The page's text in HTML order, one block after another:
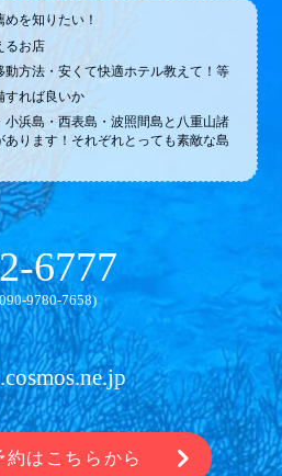
を知りたい！
るお店
動方法・安くて快適ホテル教えて！等
すれば良いか
浜島・西表島・波照間島と八重山諸
ります！それぞれとっても素敵な島
6777
090-9780-7658)
約はこちらから